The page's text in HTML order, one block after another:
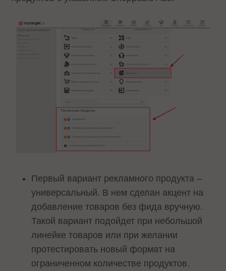
Первый вариант рекламного продукта –
универсальный. В нем сделан акцент на
добавление товаров без фида вручную.
Такой вариант подойдет при небольшой
линейке товаров или при желании
протестировать новый формат на
ограниченном количестве продуктов.